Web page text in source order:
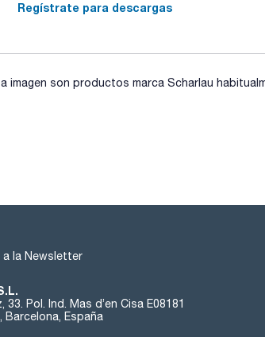
Regístrate para descargas
imagen son productos marca Scharlau
la Newsletter
33. Pol. Ind. Mas d’en Cisa E08181
Barcelona, España